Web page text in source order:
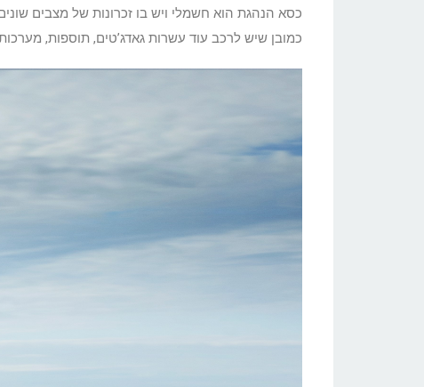
כסא הנהגת הוא חשמלי ויש בו זכרונות של מצבים
כמובן שיש לרכב עוד עשרות גאדג’טים, תוספות,